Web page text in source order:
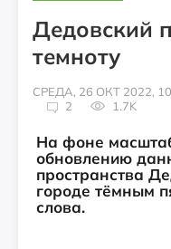
Дедовский
темноту
СРЕДА, 26 ОКТ 2022,
2
1.7K
На фоне
обновлению
пространства
городе тёмным
слова.